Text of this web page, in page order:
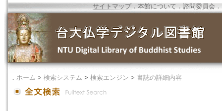
サイトマップ．本館について ． 諮問委員会 ．
． ホーム > 検索システム > 検索エンジン > 書誌の詳細内容